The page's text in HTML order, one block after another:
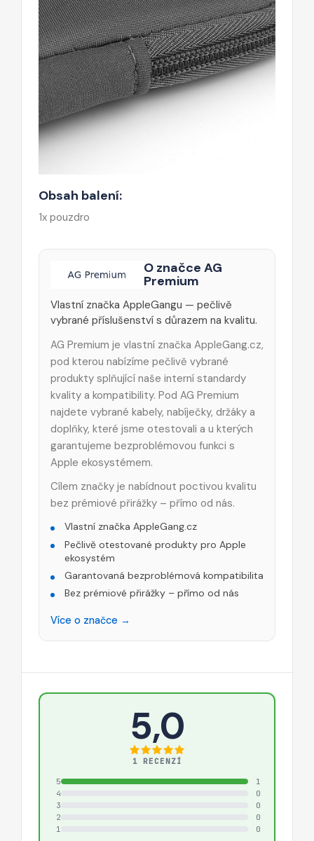
Obsah balení:
1x pouzdro
O značce AG
Premium
Vlastní značka AppleGangu — pečlivě
vybrané příslušenství s důrazem na kvalitu.
AG Premium je vlastní značka AppleGang.cz,
pod kterou nabízíme pečlivě vybrané
produkty splňující naše interní standardy
kvality a kompatibility. Pod AG Premium
najdete vybrané kabely, nabíječky, držáky a
doplňky, které jsme otestovali a u kterých
garantujeme bezproblémovou funkci s
Apple ekosystémem.
Cílem značky je nabídnout poctivou kvalitu
bez prémiové přirážky – přímo od nás.
Vlastní značka AppleGang.cz
Pečlivě otestované produkty pro Apple
ekosystém
Garantovaná bezproblémová kompatibilita
Bez prémiové přirážky – přímo od nás
Více o značce →
5,0
1 RECENZÍ
5
1
4
0
3
0
2
0
1
0